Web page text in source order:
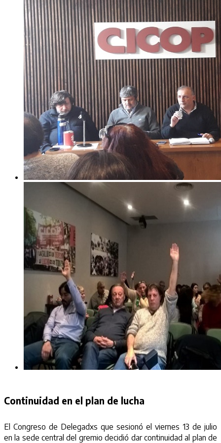
Continuidad en el plan de lucha
El Congreso de Delegadxs que sesionó el viernes 13 de julio
en la sede central del gremio decidió dar continuidad al plan de